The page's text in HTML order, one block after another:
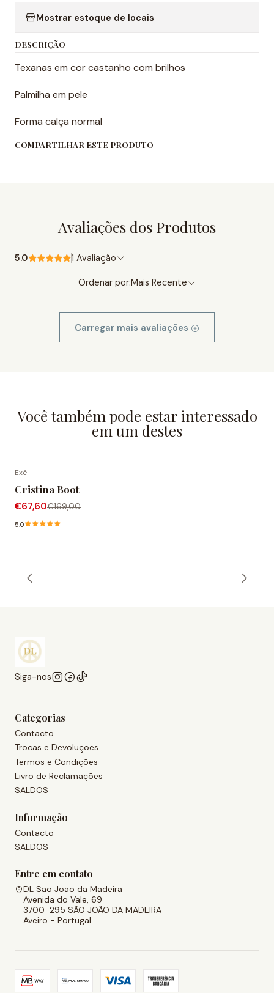
Mostrar estoque de locais
DESCRIÇÃO
Texanas em cor castanho com brilhos
Palmilha em pele
Forma calça normal
COMPARTILHAR ESTE PRODUTO
Avaliações dos Produtos
5.0 1 Avaliação
Ordenar por:Mais Recente
Carregar mais avaliações
Você também pode estar interessado
em um destes
Exé
Cristina Boot
€67,60€169,00
5.0
Siga-nos
Categorias
Contacto
Trocas e Devoluções
Termos e Condições
Livro de Reclamações
SALDOS
Informação
Contacto
SALDOS
Entre em contato
DL São João da Madeira
Avenida do Vale, 69
3700-295 SÃO JOÃO DA MADEIRA
Aveiro - Portugal